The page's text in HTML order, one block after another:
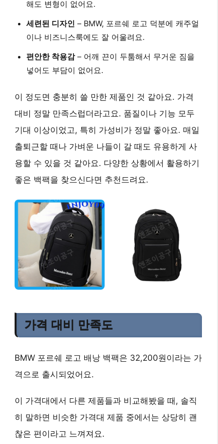
해도 변형이 없어요.
세련된 디자인 – BMW, 포르쉐 로고 덕분에 캐주얼
이나 비즈니스룩에도 잘 어울려요.
편안한 착용감– 어깨 끈이 두툼해서 무거운 짐을
넣어도 부담이 없어요.
이 정도면 충분히 쓸 만한 제품인 것 같아요. 가격
대비 정말 만족스럽더라고요. 품질이나 기능 모두
기대 이상이었고, 특히 가성비가 정말 좋아요. 매일
출퇴근할 때나 가벼운 나들이 갈 때도 유용하게 사
용할 수 있을 것 같아요. 다양한 상황에서 활용하기
좋은 백팩을 찾으신다면 추천드려요.
가격 대비 만족도
BMW 포르쉐 로고 배낭 백팩은 32,200원이라는 가
격으로 출시되었어요.
이 가격대에서 다른 제품들과 비교해봤을 때, 솔직
히 말하면 비슷한 가격대 제품 중에서는 상당히 괜
찮은 편이라고 느껴져요.